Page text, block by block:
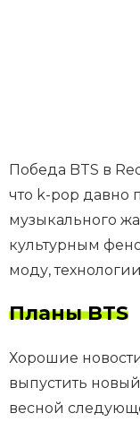
Победа BTS в
что k-pop давно
музыкального
культурным
моду,
Планы BTS
Хорошие
выпустить
весной